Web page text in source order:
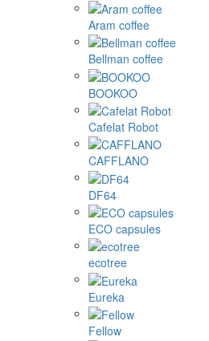
Aram coffee
Bellman coffee
BOOKOO
Cafelat Robot
CAFFLANO
DF64
ECO capsules
ecotree
Eureka
Fellow